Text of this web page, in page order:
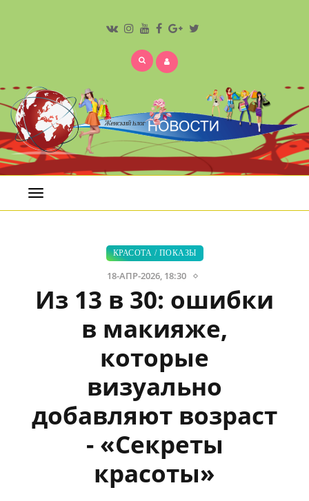
Открыть
меню
КРАСОТА / ПОКАЗЫ
18-АПР-2026, 18:30
Из 13 в 30: ошибки
в макияже,
которые
визуально
добавляют возраст
- «Секреты
красоты»